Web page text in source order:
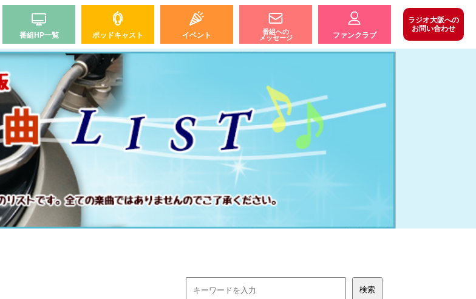
番組HP一覧 ポッドキャスト イベント
番組への
メッセージ
ファンクラブ
ラジオ大阪への
お問い合わせ